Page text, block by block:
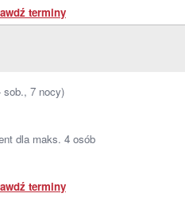
terminy
sob., 7 nocy)
dla maks. 4 osób
terminy